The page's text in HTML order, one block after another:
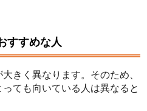
すすめな人
きく異なります。そのため、
ても向いている人は異なると